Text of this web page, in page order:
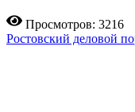
Просмотров: 3216
Ростовский деловой